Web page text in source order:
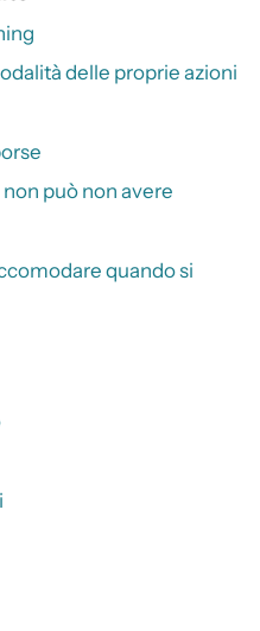
delle proprie azioni
può non avere
quando si